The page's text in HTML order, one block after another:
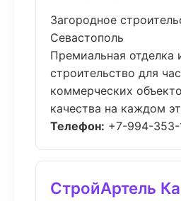
Загородное
Севастополь
Премиальная отделка
строительство для
коммерческих
качества на каждом
Телефон: +7-994-353-
СтройАртель